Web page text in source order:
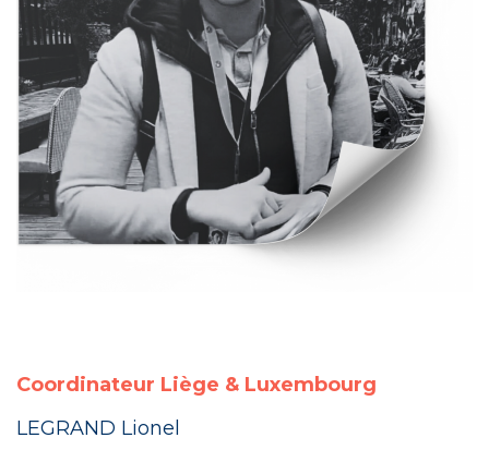
Coordinateur Liège & Luxembourg
LEGRAND Lionel